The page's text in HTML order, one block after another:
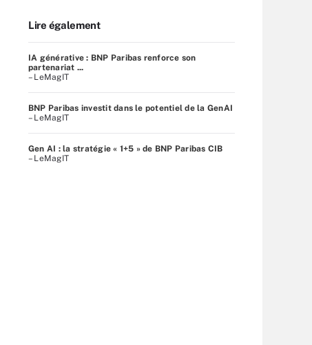
Lire également
IA générative : BNP Paribas renforce son
partenariat ...
– LeMagIT
BNP Paribas investit dans le potentiel de la GenAI
– LeMagIT
Gen AI : la stratégie « 1+5 » de BNP Paribas CIB
– LeMagIT